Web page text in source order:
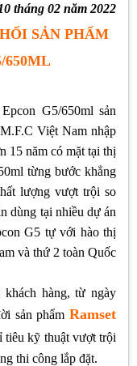
tháng 02 năm 2022
SẢN PHẨM
650ML
G5/650ml sản
Việt Nam nhập
15 năm có mặt tại thị
từng bước khẳng
lượng vượt trội so
dùng tại nhiều dự án
G5 tự với hào thị
và thứ 2 toàn Quốc
hàng, từ ngày
sản phẩmRamset
tiêu kỹ thuật vượt trội
thi công lắp đặt.